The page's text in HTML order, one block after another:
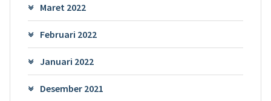
Maret 2022
Februari 2022
Januari 2022
Desember 2021